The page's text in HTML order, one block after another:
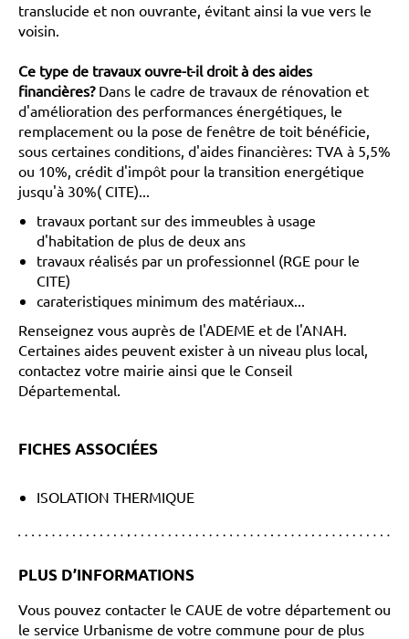
translucide et non ouvrante, évitant ainsi la vue vers le
voisin.
Ce type de travaux ouvre-t-il droit à des aides
financières?Dans le cadre de travaux de rénovation et
d'amélioration des performances énergétiques, le
remplacement ou la pose de fenêtre de toit bénéficie,
sous certaines conditions, d'aides financières: TVA à 5,5%
ou 10%, crédit d'impôt pour la transition energétique
jusqu'à 30%( CITE)...
travaux portant sur des immeubles à usage
d'habitation de plus de deux ans
travaux réalisés par un professionnel (RGE pour le
CITE)
carateristiques minimum des matériaux...
Renseignez vous auprès de l'ADEME et de l'ANAH.
Certaines aides peuvent exister à un niveau plus local,
contactez votre mairie ainsi que le Conseil
Départemental.
FICHES ASSOCIÉES
ISOLATION THERMIQUE
PLUS D’INFORMATIONS
Vous pouvez contacter le CAUE de votre département ou
le service Urbanisme de votre commune pour de plus